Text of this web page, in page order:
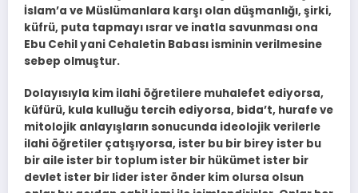
İslam’a ve Müslümanlara karşı olan düşmanlığı, şirki,
küfrü, puta tapmayı ısrar ve inatla savunması ona
Ebu Cehil yani Cehaletin Babası isminin verilmesine
sebep olmuştur.
Dolayısıyla kim ilahi öğretilere muhalefet ediyorsa,
küfürü, kula kulluğu tercih ediyorsa, bida’t, hurafe ve
mitolojik anlayışların sonucunda ideolojik verilerle
ilahi öğretiler çatışıyorsa, ister bu bir birey ister bu
bir aile ister bir toplum ister bir hükümet ister bir
devlet ister bir lider ister önder kim olursa olsun